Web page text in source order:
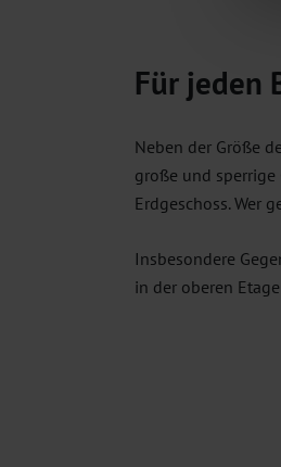
Für jeden
Neben der Größe
große und
Erdgeschoss. Wer
Insbesondere
in der oberen